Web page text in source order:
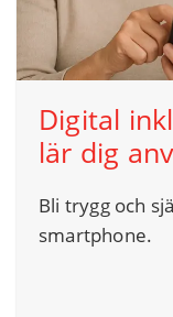
Digital
lär dig
Bli trygg och
smartphone.